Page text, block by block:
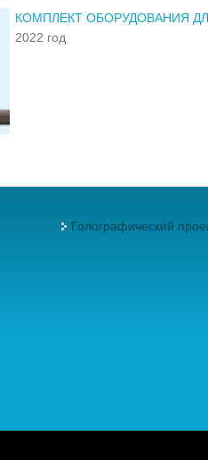
КОМПЛЕКТ ОБОРУДОВАНИЯ
2022 год
Голографический